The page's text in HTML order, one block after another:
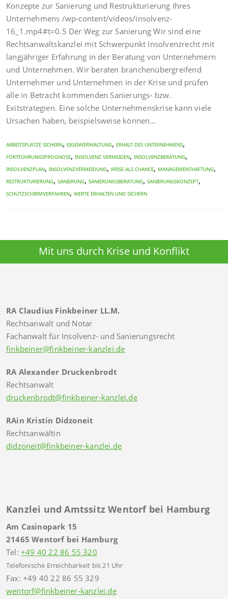
Konzepte zur Sanierung und Restrukturierung Ihres
Unternehmens /wp-content/videos/insolvenz-
16_1.mp4#t=0.5 Der Weg zur Sanierung Wir sind eine
Rechtsanwaltskanzlei mit Schwerpunkt Insolvenzrecht mit
langjähriger Erfahrung in der Beratung von Unternehmern
und Unternehmen. Wir beraten branchenübergreifend
Unternehmer und Unternehmen in der Krise und prüfen
alle in Betracht kommenden Sanierungs- bzw.
Exitstrategien. Eine solche Unternehmenskrise kann viele
Ursachen haben, beispielsweise können…
Arbeitsplätze sichern, Eigenverwaltung, Erhalt des Unternehmens,
Fortführungsprognose, Insolvenz vermeiden, Insolvenzberatung,
Insolvenzplan, Insolvenzvermeidung, Krise als Chance, Managementhaftung,
Restrukturierung, Sanierung, Sanierungsberatung, Sanierungskonzept,
Schutzschirmverfahren, Werte erhalten und sichern
Mit uns durch Krise und Konflikt
RA Claudius Finkbeiner LL.M.
Rechtsanwalt und Notar
Fachanwalt für Insolvenz- und Sanierungsrecht
finkbeiner@finkbeiner-kanzlei.de
RA Alexander Druckenbrodt
Rechtsanwalt
druckenbrodt@finkbeiner-kanzlei.de
RAin Kristin Didzoneit
Rechtsanwältin
didzoneit@finkbeiner-kanzlei.de
Kanzlei und Amtssitz Wentorf bei Hamburg
Am Casinopark 15
21465 Wentorf bei Hamburg
Tel: +49 40 22 86 55 320
Telefonische Erreichbarkeit bis 21 Uhr
Fax: +49 40 22 86 55 329
wentorf@finkbeiner-kanzlei.de